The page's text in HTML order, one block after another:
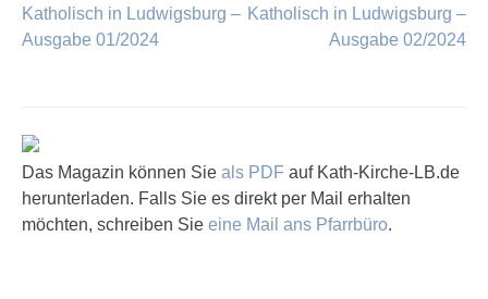
Beitragsnavigation
Katholisch in Ludwigsburg –
Ausgabe 01/2024
Katholisch in Ludwigsburg –
Ausgabe 02/2024
Das Magazin können Sie als PDF auf Kath-Kirche-LB.de
herunterladen. Falls Sie es direkt per Mail erhalten
möchten, schreiben Sie eine Mail ans Pfarrbüro.